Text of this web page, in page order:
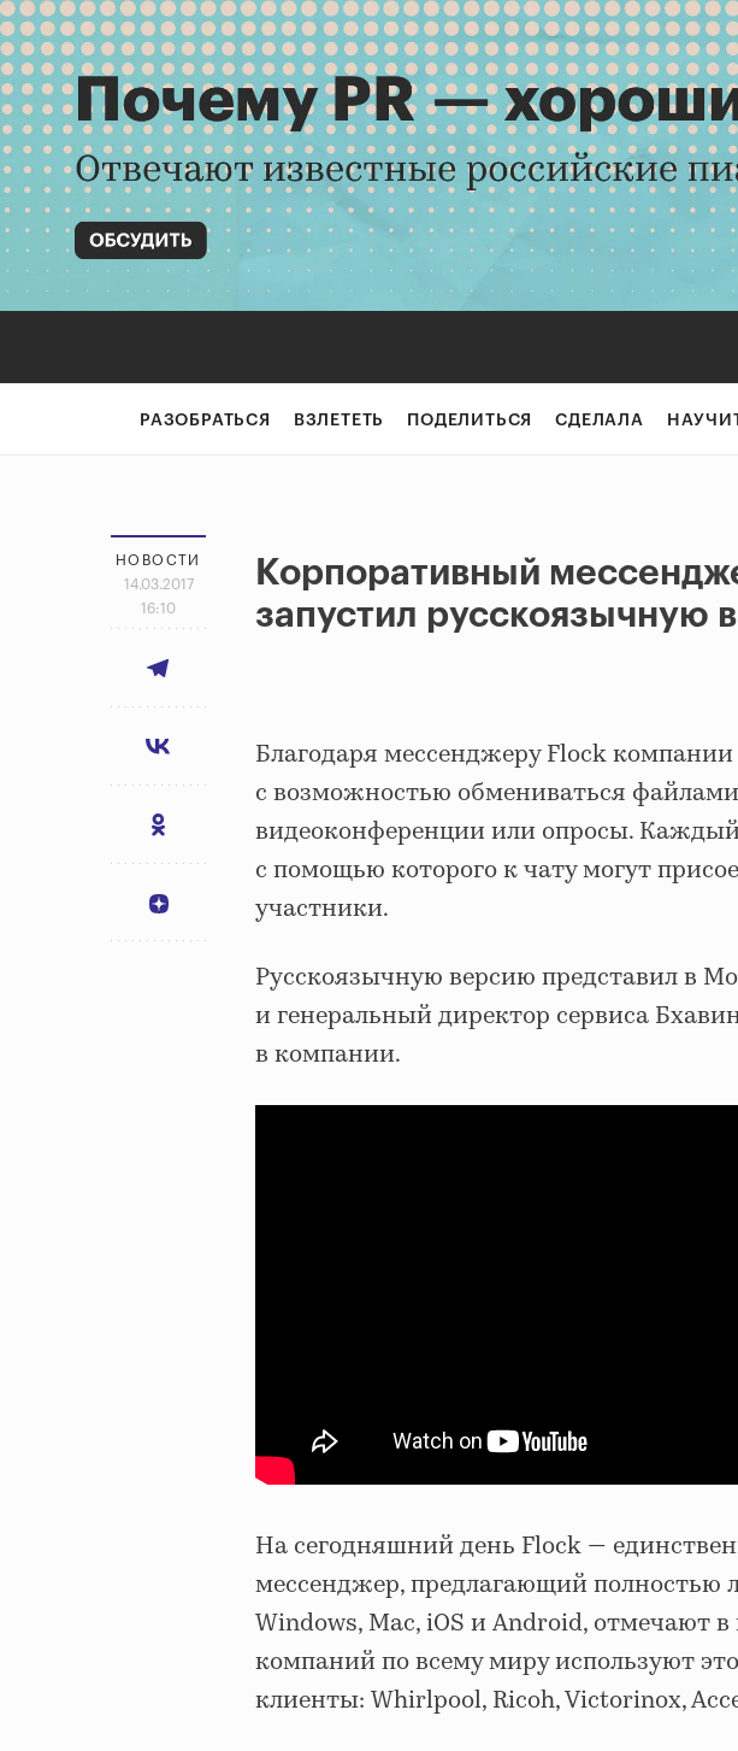
РАЗОБРАТЬСЯ ВЗЛЕТЕТЬ ПОДЕЛИТЬСЯ СДЕЛАЛА
НОВОСТИ
14.03.2017
16:10
Корпоративный
запустил русскоязычную
Благодаря мессенджеру Flock
с возможностью обмениваться
видеоконференции или опросы. Каждый
с помощью которого к чату могут
участники.
Русскоязычную версию представил в
и генеральный директор сервиса
в компании.
На сегодняшний день Flock —
мессенджер, предлагающий полностью
Windows, Mac, iOS и Android, отмечают
компаний по всему миру используют
клиенты: Whirlpool, Ricoh, Victorinox,